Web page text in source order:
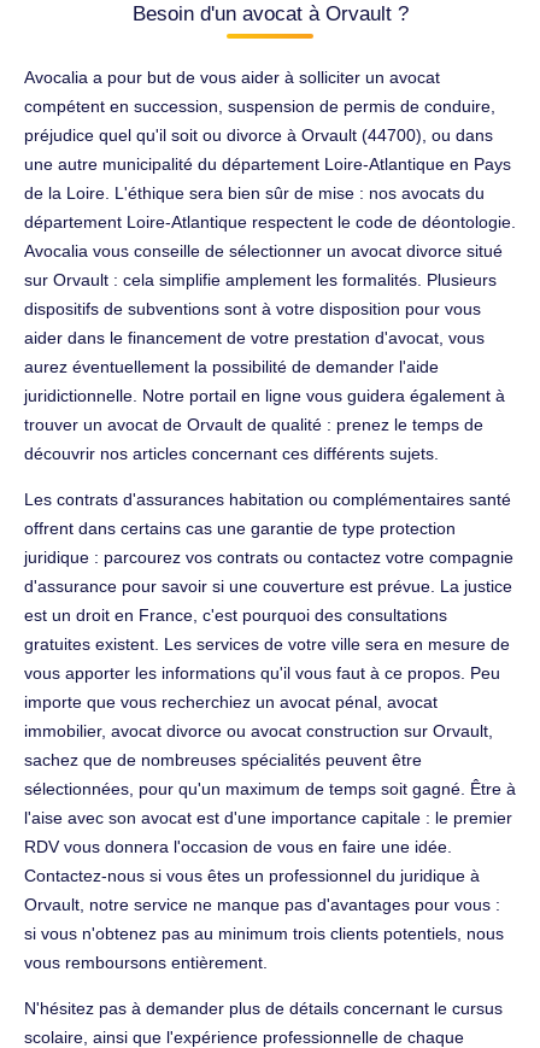
Besoin d'un avocat à Orvault ?
Avocalia a pour but de vous aider à solliciter un avocat
compétent en succession, suspension de permis de conduire,
préjudice quel qu'il soit ou divorce à Orvault (44700), ou dans
une autre municipalité du département Loire-Atlantique en Pays
de la Loire. L'éthique sera bien sûr de mise : nos avocats du
département Loire-Atlantique respectent le code de déontologie.
Avocalia vous conseille de sélectionner un avocat divorce situé
sur Orvault : cela simplifie amplement les formalités. Plusieurs
dispositifs de subventions sont à votre disposition pour vous
aider dans le financement de votre prestation d'avocat, vous
aurez éventuellement la possibilité de demander l'aide
juridictionnelle. Notre portail en ligne vous guidera également à
trouver un avocat de Orvault de qualité : prenez le temps de
découvrir nos articles concernant ces différents sujets.
Les contrats d'assurances habitation ou complémentaires santé
offrent dans certains cas une garantie de type protection
juridique : parcourez vos contrats ou contactez votre compagnie
d'assurance pour savoir si une couverture est prévue. La justice
est un droit en France, c'est pourquoi des consultations
gratuites existent. Les services de votre ville sera en mesure de
vous apporter les informations qu'il vous faut à ce propos. Peu
importe que vous recherchiez un avocat pénal, avocat
immobilier, avocat divorce ou avocat construction sur Orvault,
sachez que de nombreuses spécialités peuvent être
sélectionnées, pour qu'un maximum de temps soit gagné. Être à
l'aise avec son avocat est d'une importance capitale : le premier
RDV vous donnera l'occasion de vous en faire une idée.
Contactez-nous si vous êtes un professionnel du juridique à
Orvault, notre service ne manque pas d'avantages pour vous :
si vous n'obtenez pas au minimum trois clients potentiels, nous
vous remboursons entièrement.
N'hésitez pas à demander plus de détails concernant le cursus
scolaire, ainsi que l'expérience professionnelle de chaque